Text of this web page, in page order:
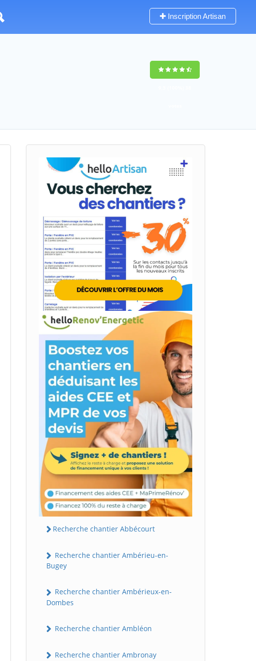
Inscription Artisan
Recherche chantier Abbécourt
Recherche chantier Ambérieu-en-
Bugey
Recherche chantier Ambérieux-en-
Dombes
Recherche chantier Ambléon
Recherche chantier Ambronay